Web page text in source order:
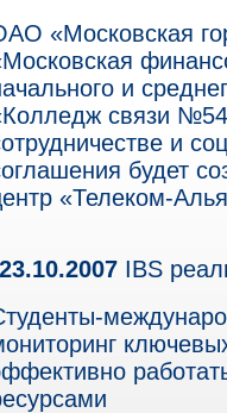
«Московская
и
связи
и
будет
«Телеком-
23.10.2007 IBS